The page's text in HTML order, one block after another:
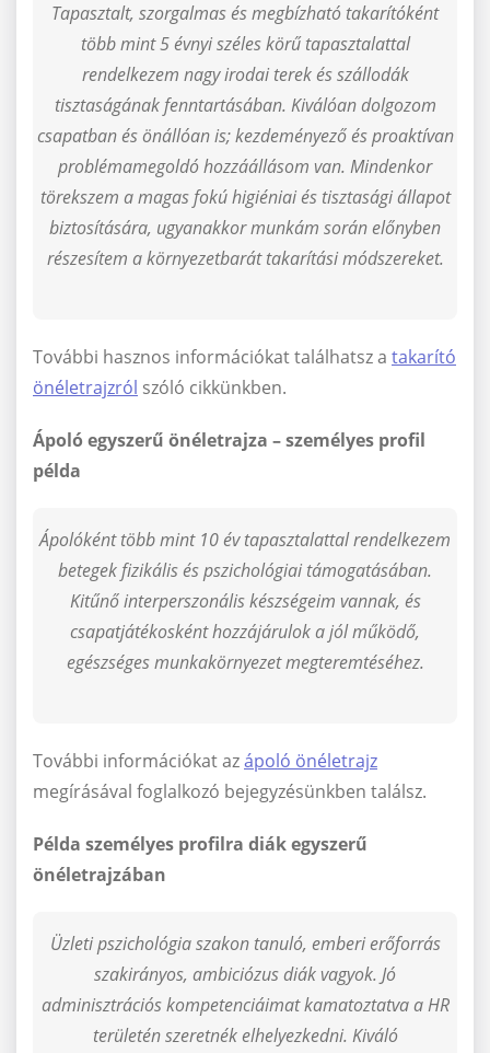
Tapasztalt, szorgalmas és megbízható takarítóként
több mint 5 évnyi széles körű tapasztalattal
rendelkezem nagy irodai terek és szállodák
tisztaságának fenntartásában. Kiválóan dolgozom
csapatban és önállóan is; kezdeményező és proaktívan
problémamegoldó hozzáállásom van. Mindenkor
törekszem a magas fokú higiéniai és tisztasági állapot
biztosítására, ugyanakkor munkám során előnyben
részesítem a környezetbarát takarítási módszereket.
További hasznos információkat találhatsz a takarító
önéletrajzról szóló cikkünkben.
Ápoló egyszerű önéletrajza – személyes profil
példa
Ápolóként több mint 10 év tapasztalattal rendelkezem
betegek fizikális és pszichológiai támogatásában.
Kitűnő interperszonális készségeim vannak, és
csapatjátékosként hozzájárulok a jól működő,
egészséges munkakörnyezet megteremtéséhez.
További információkat azápoló önéletrajz
megírásával foglalkozó bejegyzésünkben találsz.
Példa személyes profilra diák egyszerű
önéletrajzában
Üzleti pszichológia szakon tanuló, emberi erőforrás
szakirányos, ambiciózus diák vagyok. Jó
adminisztrációs kompetenciáimat kamatoztatva a HR
területén szeretnék elhelyezkedni. Kiváló